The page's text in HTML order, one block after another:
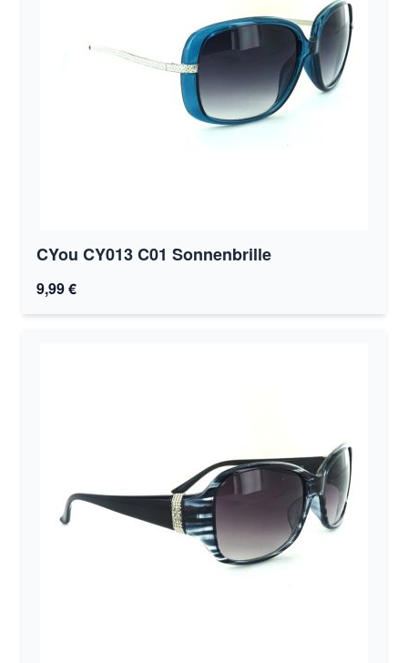
CYou CY013 C01 Sonnenbrille
9,99 €